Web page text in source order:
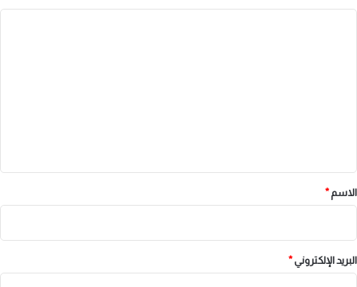
*
الاسم *
البريد الإلكتروني*